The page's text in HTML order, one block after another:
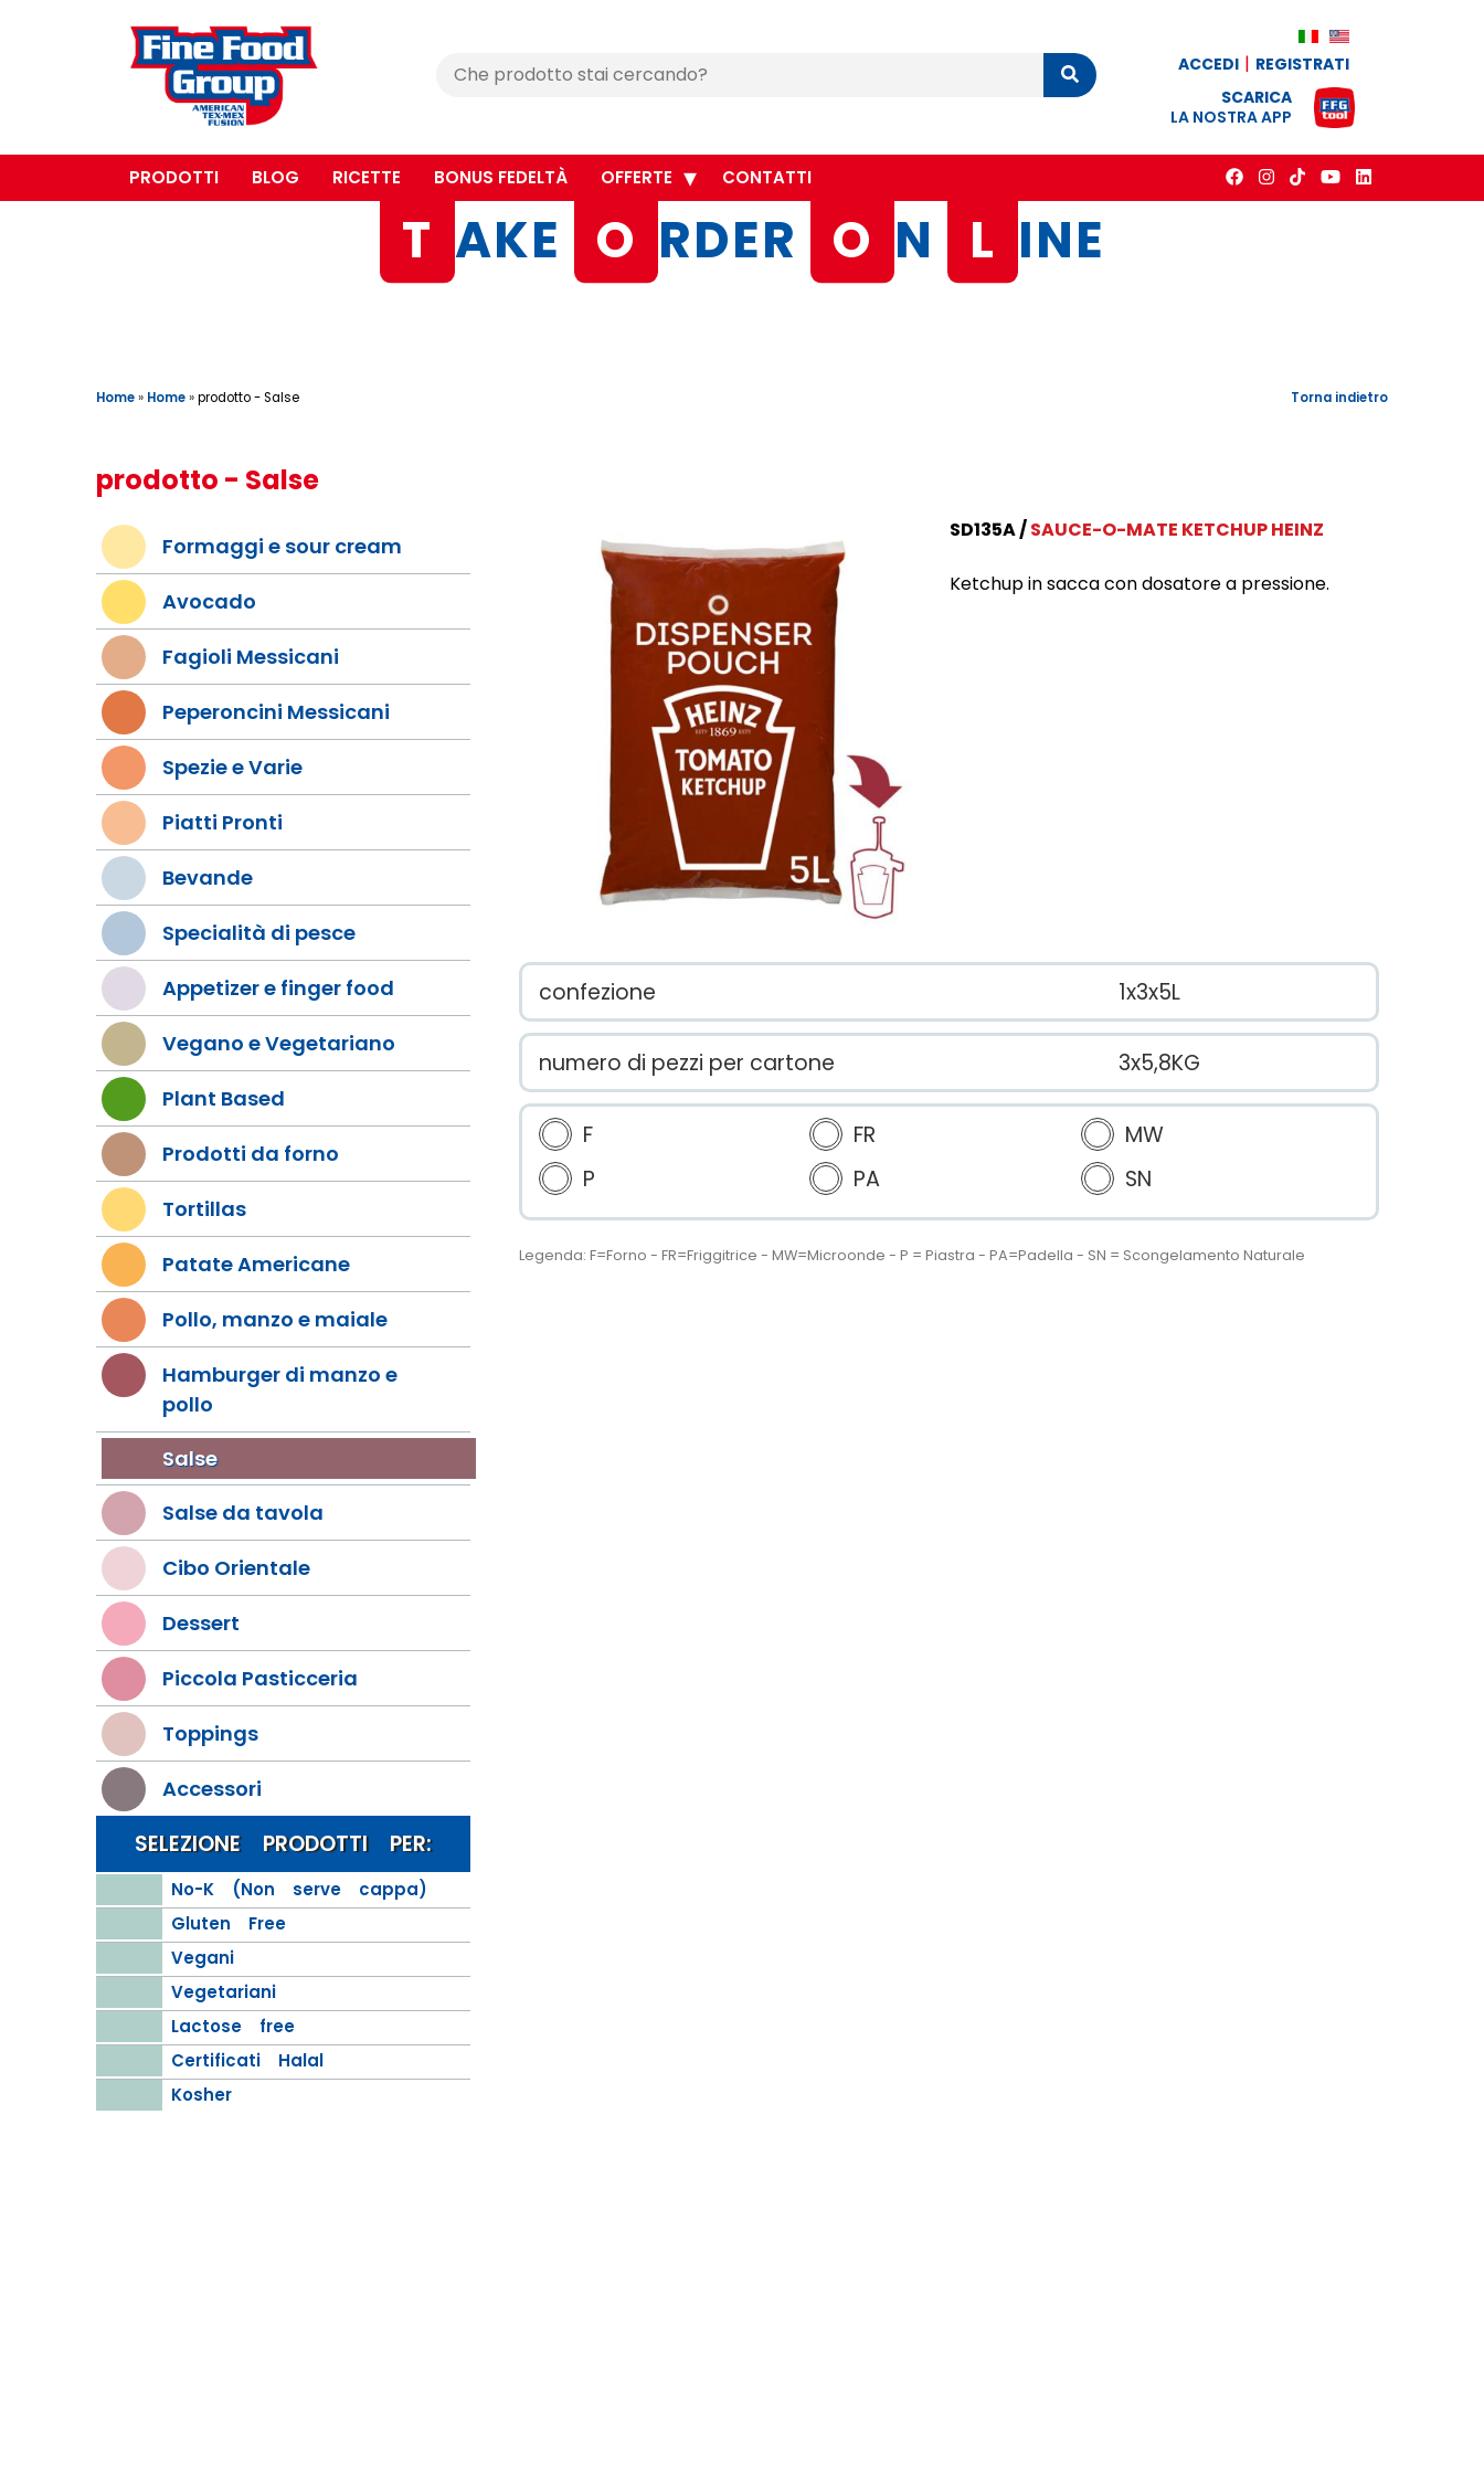
Cerca
Cerca ACCEDI
REGISTRATI
SCARICA
LA NOSTRA APP
PRODOTTI BLOG RICETTE BONUS FEDELTÀ OFFERTE CONTATTI
T AKE O RDER O N L INE
Home» Home»prodotto - Salse Torna indietro
prodotto - Salse
Formaggi e sour cream
Avocado
Fagioli Messicani
Peperoncini Messicani
Spezie e Varie
Piatti Pronti
Bevande
Specialità di pesce
Appetizer e finger food
Vegano e Vegetariano
Plant Based
Prodotti da forno
Tortillas
Patate Americane
Pollo, manzo e maiale
Hamburger di manzo e
pollo
Salse
Salse da tavola
Cibo Orientale
Dessert
Piccola Pasticceria
Toppings
Accessori
SELEZIONE PRODOTTI PER:
No-K (Non serve cappa)
Gluten Free
Vegani
Vegetariani
Lactose free
Certificati Halal
Kosher
SD135A SAUCE-O-MATE KETCHUP HEINZ
Ketchup in sacca con dosatore a pressione.
confezione 1x3x5L
numero di pezzi per cartone 3x5,8KG
F FR
MW
P
PA SN
Legenda: F=Forno - FR=Friggitrice - MW=Microonde - P = Piastra - PA=Padella - SN = Scongelamento Naturale